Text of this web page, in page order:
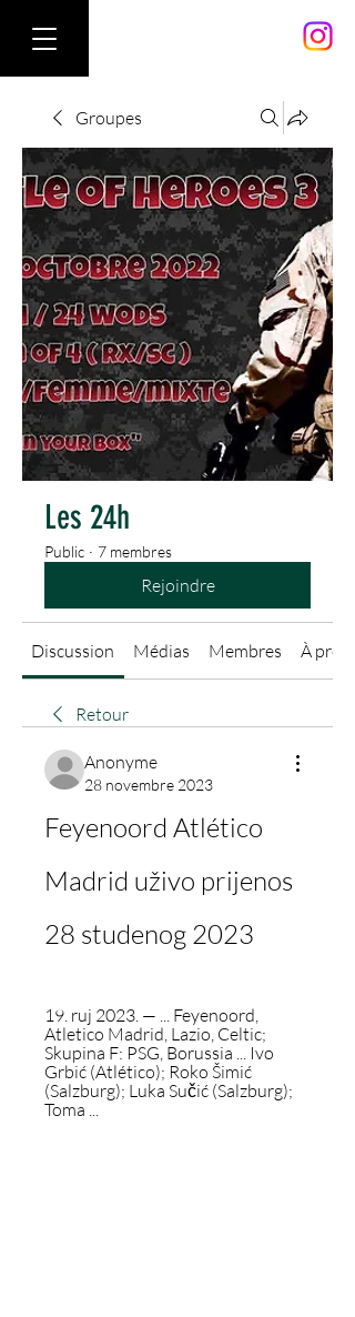
Groupes
Les 24h
Public · 7 membres
Rejoindre
Discussion Médias Membres À
Retour
Anonyme
28 novembre 2023
Feyenoord Atlético
Madrid uživo prijenos
28 studenog 2023
19. ruj 2023. — ... Feyenoord,
Atletico Madrid, Lazio, Celtic;
Skupina F: PSG, Borussia ... Ivo
Grbić (Atlético); Roko Šimić
(Salzburg); Luka Sučić (Salzburg);
Toma ...